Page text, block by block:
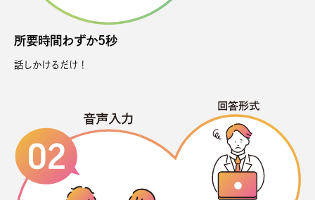
所要時間わずか5秒
話しかけるだけ！